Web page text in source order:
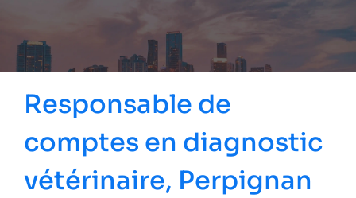
Responsable de
comptes en diagnostic
vétérinaire, Perpignan